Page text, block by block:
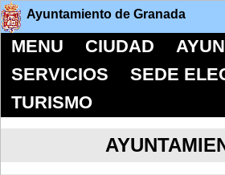
Ayuntamiento de Granada
MENU CIUDAD
SERVICIOS
SEDE
TURISMO